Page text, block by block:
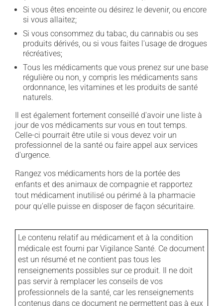
Si vous êtes enceinte ou désirez le devenir, ou encore
si vous allaitez;
Si vous consommez du tabac, du cannabis ou ses
produits dérivés, ou si vous faites l'usage de drogues
récréatives;
Tous les médicaments que vous prenez sur une base
régulière ou non, y compris les médicaments sans
ordonnance, les vitamines et les produits de santé
naturels.
Il est également fortement conseillé d'avoir une liste à
jour de vos médicaments sur vous en tout temps.
Celle-ci pourrait être utile si vous devez voir un
professionnel de la santé ou faire appel aux services
d'urgence.
Rangez vos médicaments hors de la portée des
enfants et des animaux de compagnie et rapportez
tout médicament inutilisé ou périmé à la pharmacie
pour qu'elle puisse en disposer de façon sécuritaire.
Le contenu relatif au médicament et à la condition
médicale est fourni par Vigilance Santé. Ce document
est un résumé et ne contient pas tous les
renseignements possibles sur ce produit. Il ne doit
pas servir à remplacer les conseils de vos
professionnels de la santé, car les renseignements
contenus dans ce document ne permettent pas à eux